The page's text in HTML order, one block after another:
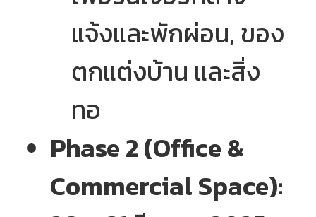
แจ้งและพักผ่อน, ของ
ตกแต่งบ้าน และสิ่ง
ทอ
Phase 2 (Office &
Commercial Space):